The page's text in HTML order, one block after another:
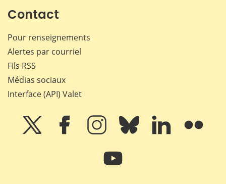
Contact
Pour renseignements
Alertes par courriel
Fils RSS
Médias sociaux
Interface (API) Valet